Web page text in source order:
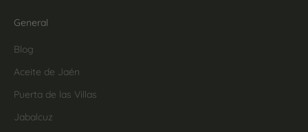
General
Blog
Aceite de Jaén
Puerta de las Villas
Jabalcuz